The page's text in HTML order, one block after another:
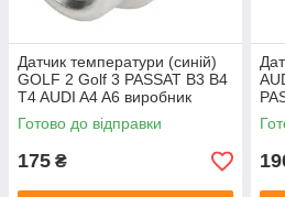
Датчик температури (синій)
GOLF 2 Golf 3 PASSAT B3 B4
T4 AUDI A4 A6 виробник
Topran Німеччина
Готово до відправки
175 ₴